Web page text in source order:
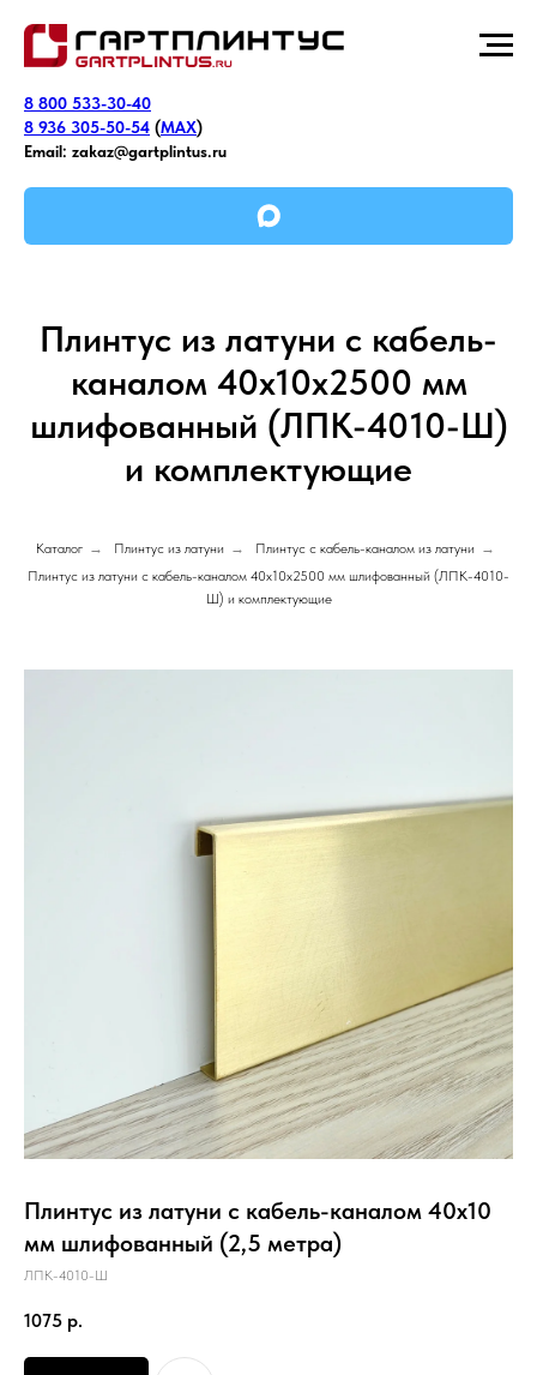
8 800 533-30-40
8 936 305-50-54 (MAX)
Email: zakaz@gartplintus.ru
Плинтус из латуни с кабель-
каналом 40х10х2500 мм
шлифованный (ЛПК-4010-Ш)
и комплектующие
Каталог → Плинтус из латуни → Плинтус с кабель-каналом из латуни →
Плинтус из латуни с кабель-каналом 40х10х2500 мм шлифованный (ЛПК-4010-
Ш) и комплектующие
Плинтус из латуни с кабель-каналом 40х10
мм шлифованный (2,5 метра)
ЛПК-4010-Ш
1075 р.